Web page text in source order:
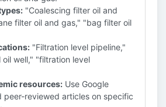
"Coalescing filter oil and
filter oil and gas," "bag filter oil
"Filtration level pipeline,"
well," "filtration level
resources: Use Google
peer-reviewed articles on specific